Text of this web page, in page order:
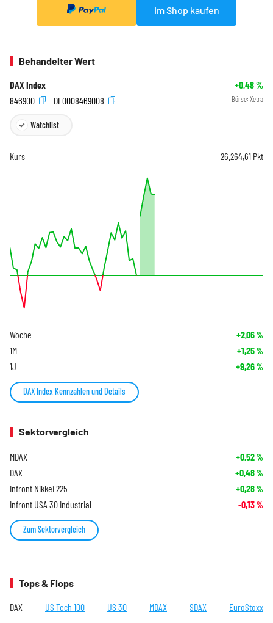
Im Shop kaufen
Behandelter Wert
DAX Index +0,48%
846900
DE0008469008 Börse: Xetra
Watchlist
Kurs 26.264,61 Pkt
Woche +2,06%
1M +1,25%
1J +9,26%
DAX Index Kennzahlen und Details
Sektorvergleich
MDAX +0,52%
DAX +0,48%
Infront Nikkei 225 +0,28%
Infront USA 30 Industrial -0,13%
Zum Sektorvergleich
Tops & Flops
DAX US Tech 100 US 30 MDAX SDAX EuroStoxx